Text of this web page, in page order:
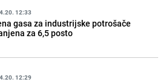
12:33
gasa za industrijske potrošače
za 6,5 posto
12:29